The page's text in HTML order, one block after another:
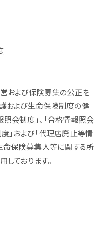
および保険募集の公正を
および生命保険制度の健
会制度」、「合格情報照会
」および「代理店廃止等情
命保険募集人等に関する所
ております。